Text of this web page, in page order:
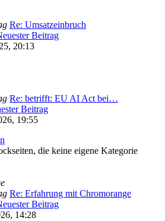
Re: Umsatzeinbruch
Beitrag
20:13
Re: betrifft: EU AI Act bei…
Beitrag
19:55
die keine eigene Kategorie
Re: Erfahrung mit Chromorange
Beitrag
14:28